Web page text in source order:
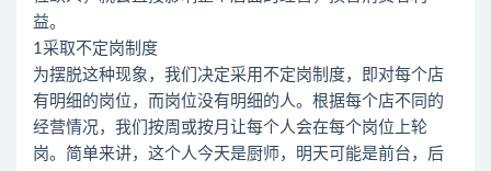
益。
1采取不定岗制度
为摆脱这种现象，我们决定采用不定岗制度，即对每个店
有明细的岗位，而岗位没有明细的人。根据每个店不同的
经营情况，我们按周或按月让每个人会在每个岗位上轮
岗。简单来讲，这个人今天是厨师，明天可能是前台，后